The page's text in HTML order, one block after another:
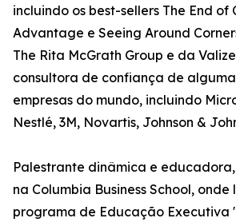
incluindo os best-sellers The End of
Advantage e Seeing Around
The Rita McGrath Group e da
consultora de confiança de
empresas do mundo, incluindo
Nestlé, 3M, Novartis, Johnson &
Palestrante dinâmica e
na Columbia Business School, onde
programa de Educação Executiva